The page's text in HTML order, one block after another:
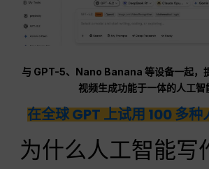
与 GPT-5、Nano Banana 等设备一起，
视频生成功能于一体的人工智
在全球 GPT 上试用 100 多
为什么人工智能写